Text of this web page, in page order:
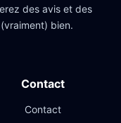
des avis et des
bien.
Contact
Contact